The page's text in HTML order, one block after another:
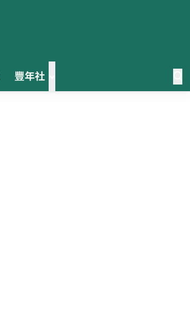
豐年社